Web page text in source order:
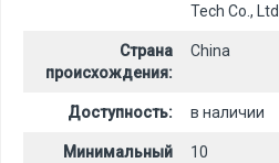
Tech Co., Ltd
Страна
происхождения:
China
Доступность: в наличии
Минимальный
10